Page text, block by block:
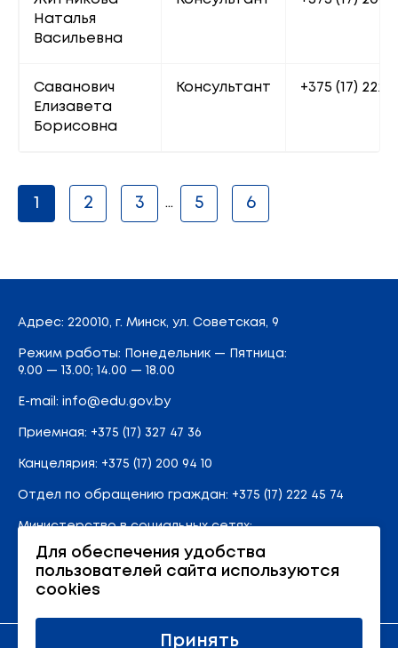
Наталья
Васильевна
Саванович
Елизавета
Борисовна
Консультант +375 (17) 222
1 2 3 ... 5 6
Адрес: 220010, г. Минск, ул. Советская, 9
Режим работы: Понедельник — Пятница:
9.00 — 13.00; 14.00 — 18.00
E-mail: info@edu.gov.by
Приемная: +375 (17) 327 47 36
Канцелярия: +375 (17) 200 94 10
Отдел по обращению граждан: +375 (17) 222 45 74
Министерство в социальных сетях:
Карта сайта
Для обеспечения удобства
пользователей сайта используются
cookies
Принять